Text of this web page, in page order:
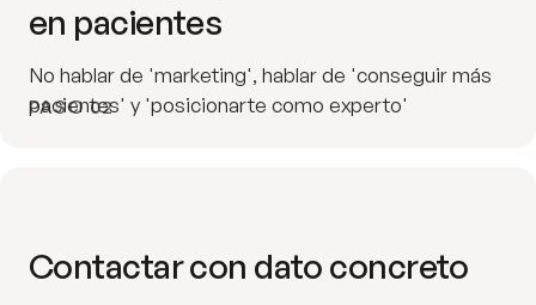
PASO 02
en pacientes
No hablar de 'marketing', hablar de 'conseguir más
pacientes' y 'posicionarte como experto'
Contactar con dato concreto